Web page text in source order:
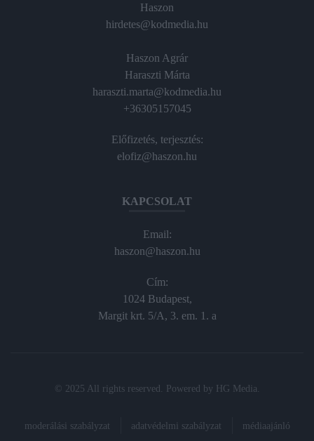
Haszon
hirdetes@kodmedia.hu
Haszon Agrár
Haraszti Márta
haraszti.marta@kodmedia.hu
+36305157045
Előfizetés, terjesztés:
elofiz@haszon.hu
KAPCSOLAT
Email:
haszon@haszon.hu
Cím:
1024 Budapest,
Margit krt. 5/A, 3. em. 1. a
© 2025 All rights reserved. Powered by HG Media
moderálási szabályzat adatvédelmi szabályzat médiaajánló